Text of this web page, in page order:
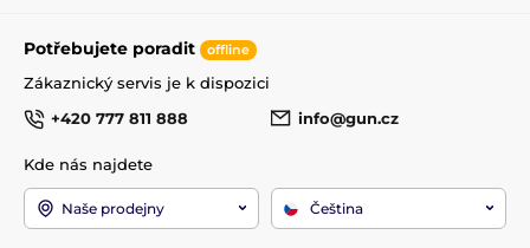
Potřebujete poradit offline
Zákaznický servis je k dispozici
+420 777 811 888
info@gun.cz
Kde nás najdete
Naše prodejny Čeština